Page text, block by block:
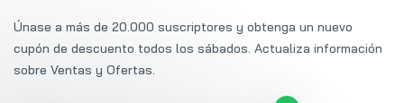
Únase a más de 20.000 suscriptores y obtenga un nuevo
cupón de descuento todos los sábados. Actualiza información
sobre Ventas y Ofertas.